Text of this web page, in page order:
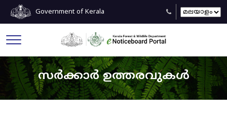
Government of Kerala
സർക്കാർ ഉത്തരവുകൾ